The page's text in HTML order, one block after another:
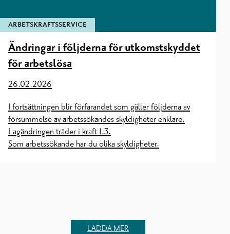
ARBETSKRAFTSSERVICE
Ändringar i följderna för utkomstskyddet
för arbetslösa
26.02.2026
I fortsättningen blir förfarandet som gäller följderna av
försummelse av arbetssökandes skyldigheter enklare.
Lagändringen träder i kraft 1.3.
Som arbetssökande har du olika skyldigheter.
LADDA MER